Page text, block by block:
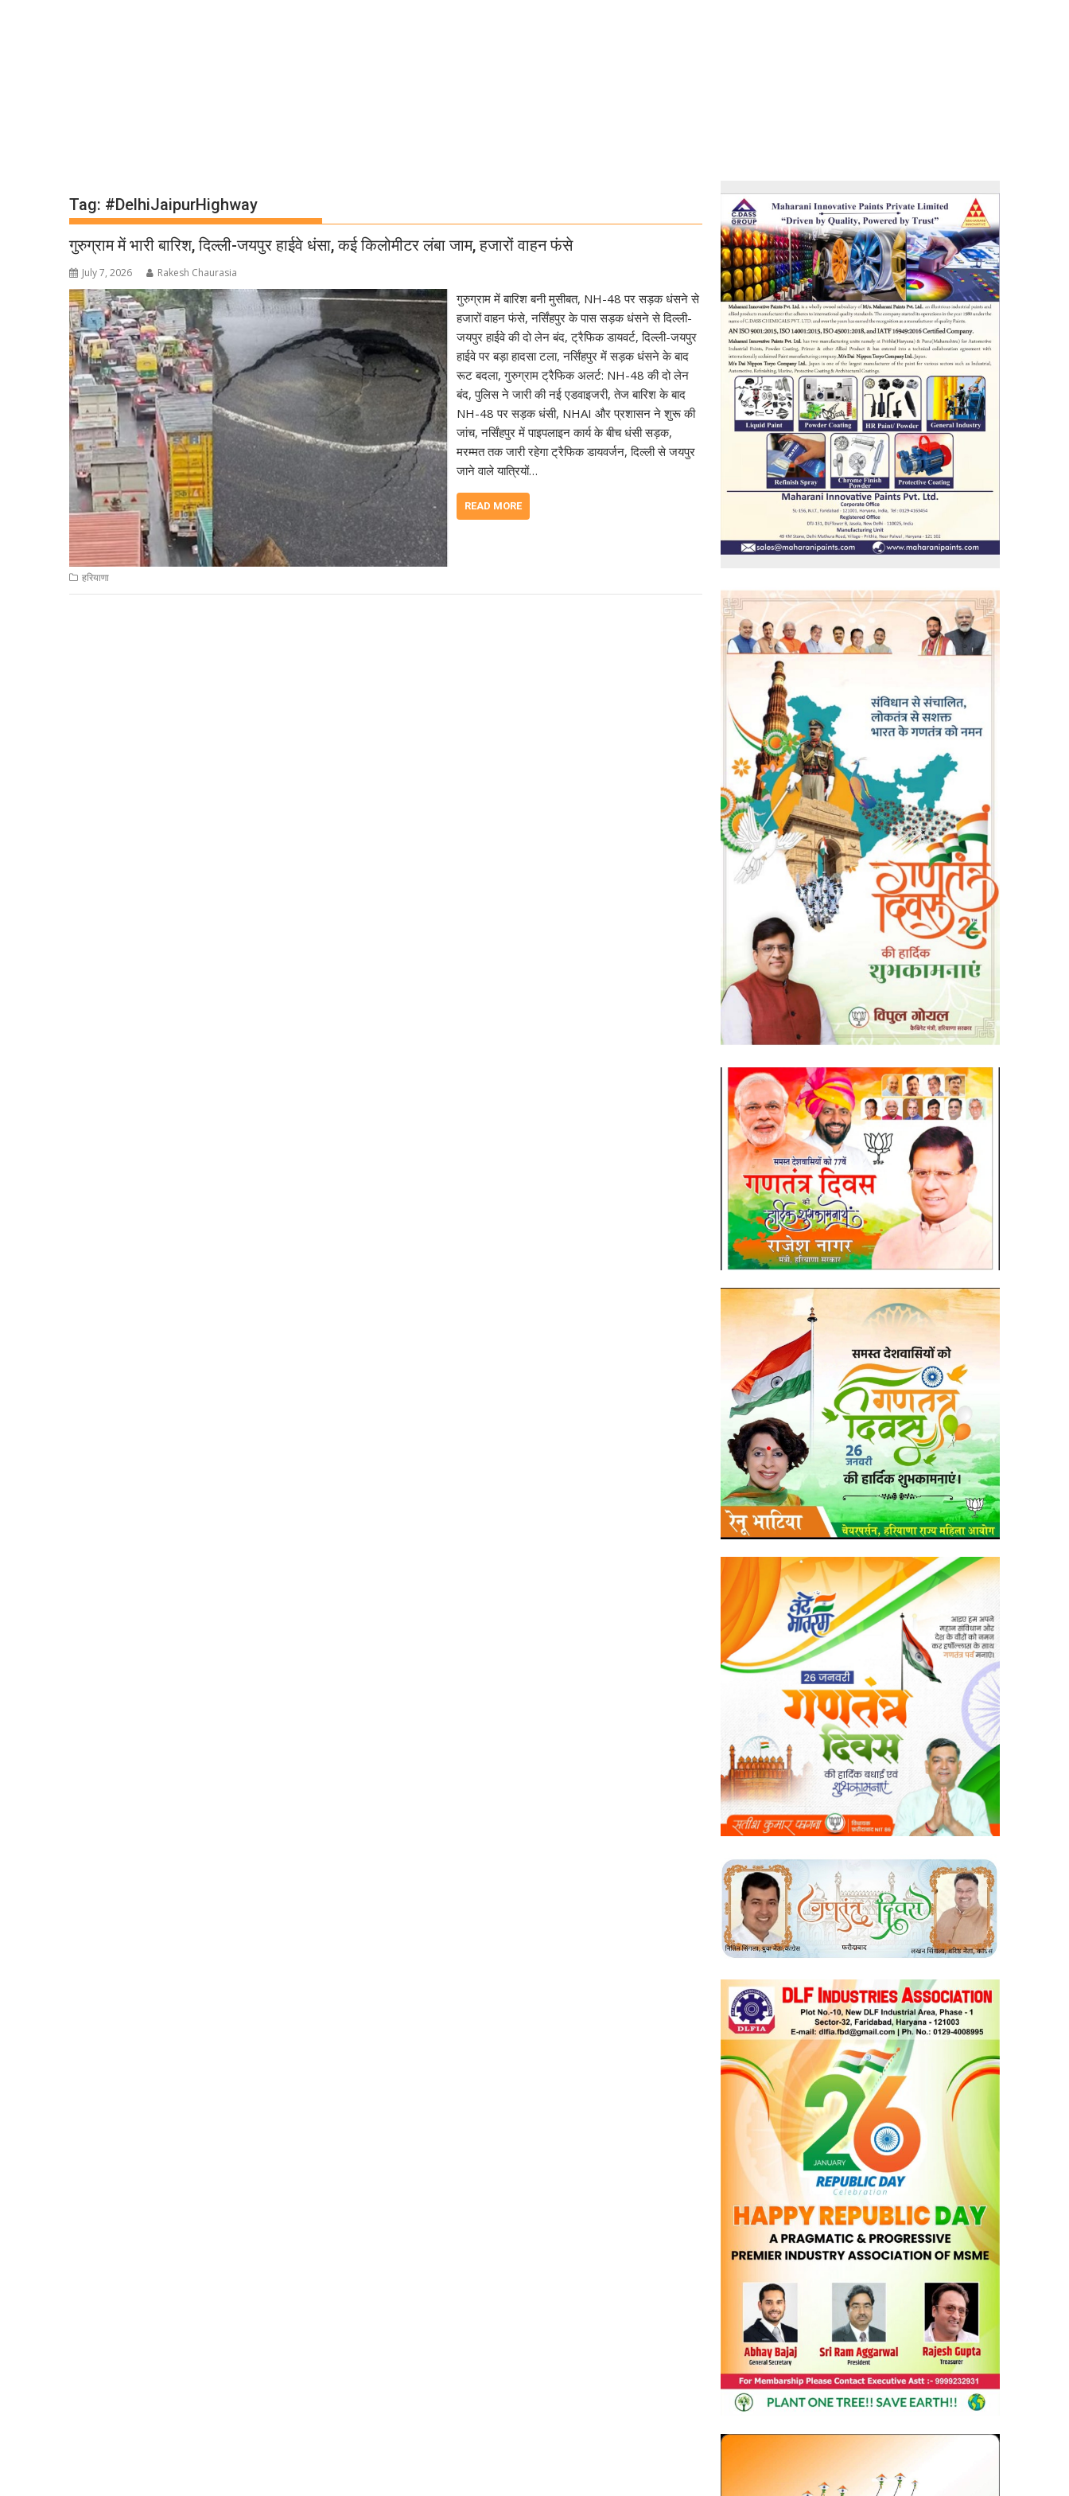
Tag: #DelhiJaipurHighway
गुरुग्राम में भारी बारिश, दिल्ली-जयपुर हाईवे धंसा, कई किलोमीटर लंबा जाम, हजारों वाहन फंसे
July 7, 2026 Rakesh Chaurasia
गुरुग्राम में बारिश बनी मुसीबत, NH-48 पर सड़क धंसने से
हजारों वाहन फंसे, नर्सिंहपुर के पास सड़क धंसने से दिल्ली-
जयपुर हाईवे की दो लेन बंद, ट्रैफिक डायवर्ट, दिल्ली-जयपुर
हाईवे पर बड़ा हादसा टला, नर्सिंहपुर में सड़क धंसने के बाद
रूट बदला, गुरुग्राम ट्रैफिक अलर्ट: NH-48 की दो लेन
बंद, पुलिस ने जारी की नई एडवाइजरी, तेज बारिश के बाद
NH-48 पर सड़क धंसी, NHAI और प्रशासन ने शुरू की
जांच, नर्सिंहपुर में पाइपलाइन कार्य के बीच धंसी सड़क,
मरम्मत तक जारी रहेगा ट्रैफिक डायवर्जन, दिल्ली से जयपुर
जाने वाले यात्रियों…
READ MORE
हरियाणा